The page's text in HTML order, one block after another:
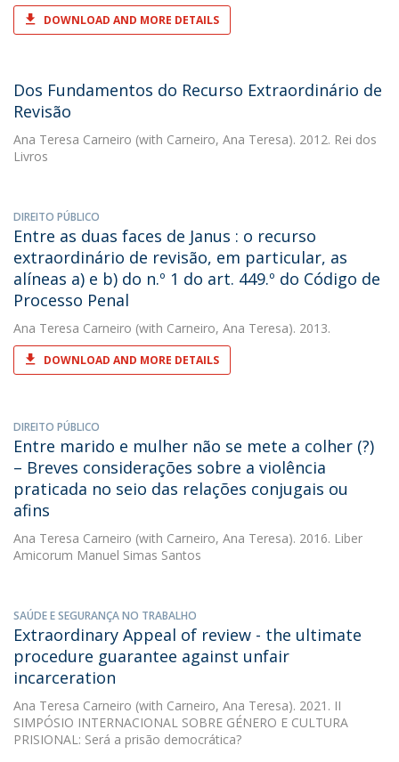
DOWNLOAD AND MORE DETAILS
Dos Fundamentos do Recurso Extraordinário de
Revisão
Ana Teresa Carneiro (with Carneiro, Ana Teresa). 2012. Rei dos
Livros
DIREITO PÚBLICO
Entre as duas faces de Janus : o recurso
extraordinário de revisão, em particular, as
alíneas a) e b) do n.º 1 do art. 449.º do Código de
Processo Penal
Ana Teresa Carneiro (with Carneiro, Ana Teresa). 2013.
DOWNLOAD AND MORE DETAILS
DIREITO PÚBLICO
Entre marido e mulher não se mete a colher (?)
– Breves considerações sobre a violência
praticada no seio das relações conjugais ou
afins
Ana Teresa Carneiro (with Carneiro, Ana Teresa). 2016. Liber
Amicorum Manuel Simas Santos
SAÚDE E SEGURANÇA NO TRABALHO
Extraordinary Appeal of review - the ultimate
procedure guarantee against unfair
incarceration
Ana Teresa Carneiro (with Carneiro, Ana Teresa). 2021. II
SIMPÓSIO INTERNACIONAL SOBRE GÉNERO E CULTURA
PRISIONAL: Será a prisão democrática?